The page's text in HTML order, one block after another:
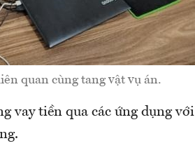
quan cùng tang vật vụ án.
vay tiền qua các ứng dụng với